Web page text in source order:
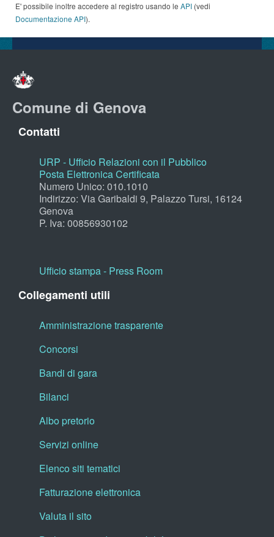
E' possibile inoltre accedere al registro usando le API (vedi
Documentazione API).
Comune di Genova
Contatti
URP - Ufficio Relazioni con il Pubblico
Posta Elettronica Certificata
Numero Unico: 010.1010
Indirizzo: Via Garibaldi 9, Palazzo Tursi, 16124
Genova
P. Iva: 00856930102
Ufficio stampa - Press Room
Collegamenti utili
Amministrazione trasparente
Concorsi
Bandi di gara
Bilanci
Albo pretorio
Servizi online
Elenco siti tematici
Fatturazione elettronica
Valuta il sito